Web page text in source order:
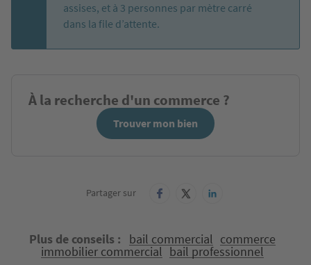
assises, et à 3 personnes par mètre carré
dans la file d’attente.
À la recherche d'un commerce ?
Trouver mon bien
Partager sur
Plus de conseils bail commercial commerce
immobilier commercial bail professionnel